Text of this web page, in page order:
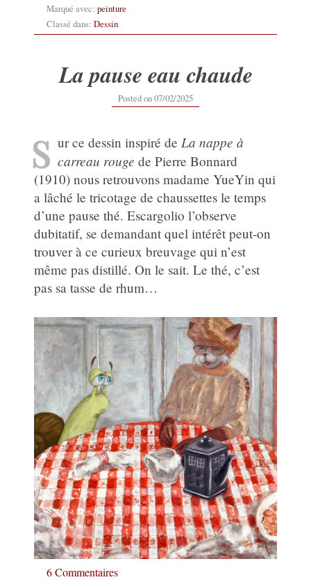
Marqué avec: peinture
Classé dans: Dessin
La pause eau chaude
Posted on07/02/202507/02/2025
S ur ce dessin inspiré deLa nappe à
carreau rouge de Pierre Bonnard
(1910) nous retrouvons madame YueYin qui
a lâché le tricotage de chaussettes le temps
d’une pause thé. Escargolio l’observe
dubitatif, se demandant quel intérêt peut-on
trouver à ce curieux breuvage qui n’est
même pas distillé. On le sait. Le thé, c’est
pas sa tasse de rhum…
6 Commentaires